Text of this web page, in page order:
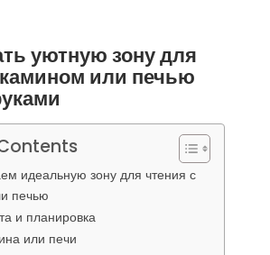
уютную зону для
или печью
идеальную зону для чтения с
печью
и планировка
или печи